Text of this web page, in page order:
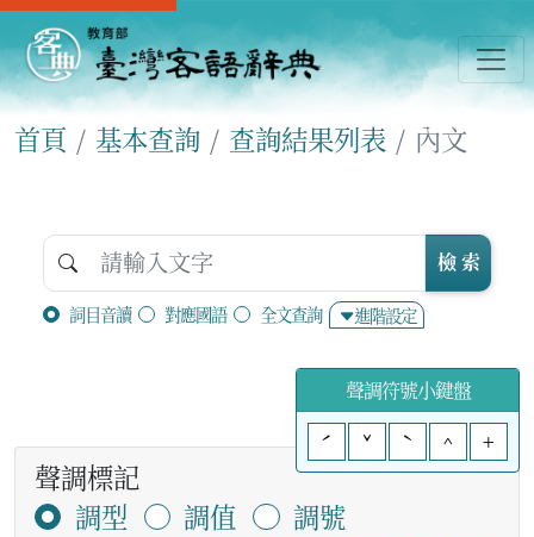
首頁 基本查詢 查詢結果列表 內文
詞目音讀 對應國語 全文查詢 進階設定
檢 索
聲調符號小鍵盤
ˊ
ˇ ˋ ^ +
聲調標記
調型
調值
調號